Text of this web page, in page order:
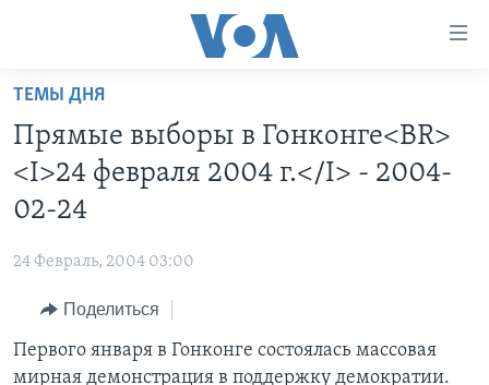
Перейти
основной
контент
Перейти
основной
навигации
Перейти
поиск
ПРОГРАММЫ
ИТОГИ
ПОЧЕМУ ЭТО ВАЖНО?
ДИСКУССИЯ VOA
ПРОЕКТЫ
НАША АМЕРИКАНСКАЯ ИСТОРИЯ
А КАК В АМЕРИКЕ?
АРТЕФАКТЫ
ИНТЕРВЬЮ
ФАКТЫ ПРОТИВ ФЕЙКОВ
ЗА СВОБОДУ ПРЕССЫ
ТЕМЫ ДНЯ
Прямые выборы в Гонконге<BR>
<I>24 февраля 2004 г.</I> - 2004-
02-24
24 Февраль, 2004 03:00
Поделиться
Первого января в Гонконге состоялась массовая
мирная демонстрация в поддержку демократии.